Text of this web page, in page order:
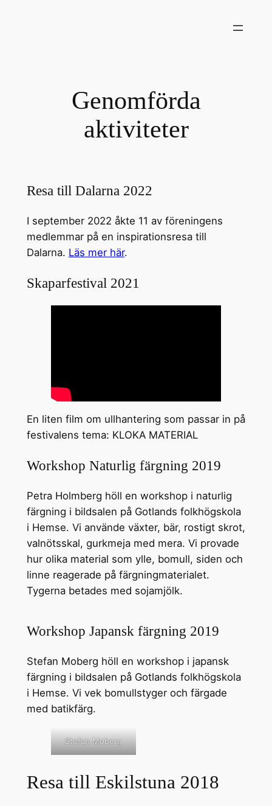
Genomförda
aktiviteter
Resa till Dalarna 2022
I september 2022 åkte 11 av föreningens
medlemmar på en inspirationsresa till
Dalarna. Läs mer här.
Skaparfestival 2021
En liten film om ullhantering som passar in på
festivalens tema: KLOKA MATERIAL
Workshop Naturlig färgning 2019
Petra Holmberg höll en workshop i naturlig
färgning i bildsalen på Gotlands folkhögskola
i Hemse. Vi använde växter, bär, rostigt skrot,
valnötsskal, gurkmeja med mera. Vi provade
hur olika material som ylle, bomull, siden och
linne reagerade på färgningmaterialet.
Tygerna betades med sojamjölk.
Workshop Japansk färgning 2019
Stefan Moberg höll en workshop i japansk
färgning i bildsalen på Gotlands folkhögskola
i Hemse. Vi vek bomullstyger och färgade
med batikfärg.
Stefan Moberg
Resa till Eskilstuna 2018